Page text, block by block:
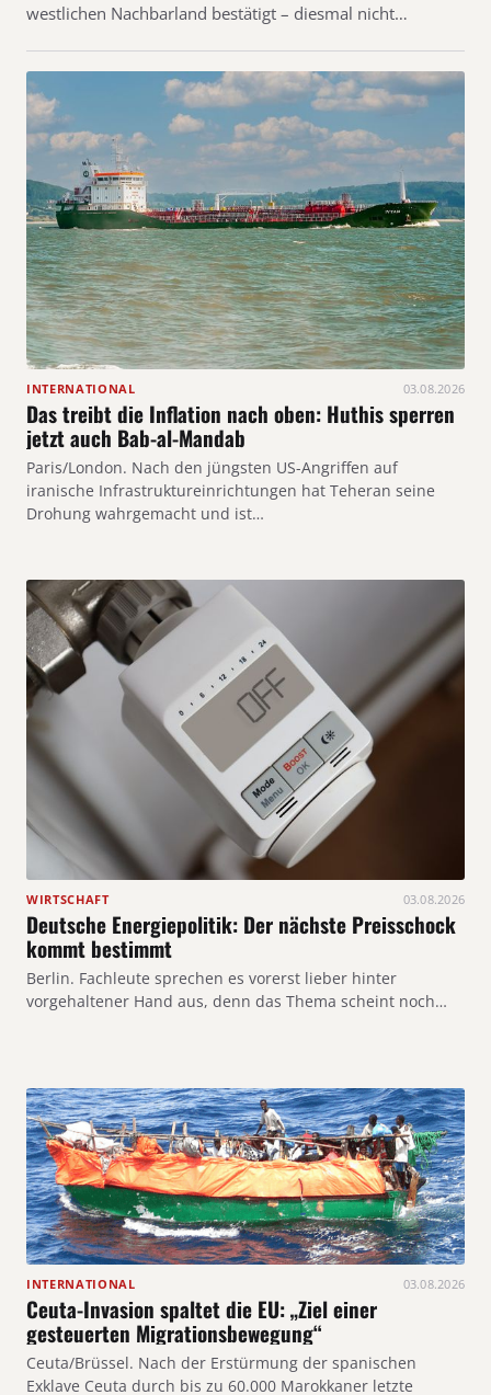
westlichen Nachbarland bestätigt – diesmal nicht…
INTERNATIONAL 03.08.2026
Das treibt die Inflation nach oben: Huthis sperren
jetzt auch Bab-al-Mandab
Paris/London. Nach den jüngsten US-Angriffen auf
iranische Infrastruktureinrichtungen hat Teheran seine
Drohung wahrgemacht und ist…
WIRTSCHAFT 03.08.2026
Deutsche Energiepolitik: Der nächste Preisschock
kommt bestimmt
Berlin. Fachleute sprechen es vorerst lieber hinter
vorgehaltener Hand aus, denn das Thema scheint noch…
INTERNATIONAL 03.08.2026
Ceuta-Invasion spaltet die EU: „Ziel einer
gesteuerten Migrationsbewegung“
Ceuta/Brüssel. Nach der Erstürmung der spanischen
Exklave Ceuta durch bis zu 60.000 Marokkaner letzte